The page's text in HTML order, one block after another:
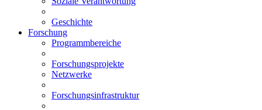
Geschichte
Forschung
Programmbereiche
Forschungsprojekte
Netzwerke
Forschungsinfrastruktur